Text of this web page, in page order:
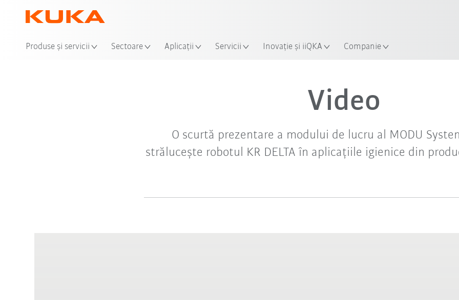
Produse şi servicii Sectoare Aplicații Servicii Inovație și iiQKA Companie
Video
O scurtă prezentare a modului de lucru al MODU
strălucește robotul KR DELTA în aplicațiile igienice din